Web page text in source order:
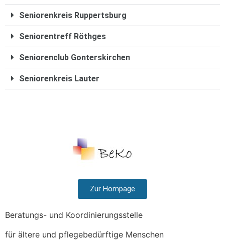
Seniorenkreis Ruppertsburg
Seniorentreff Röthges
Seniorenclub Gonterskirchen
Seniorenkreis Lauter
Zur Hompage
Beratungs- und Koordinierungsstelle
für ältere und pflegebedürftige Menschen